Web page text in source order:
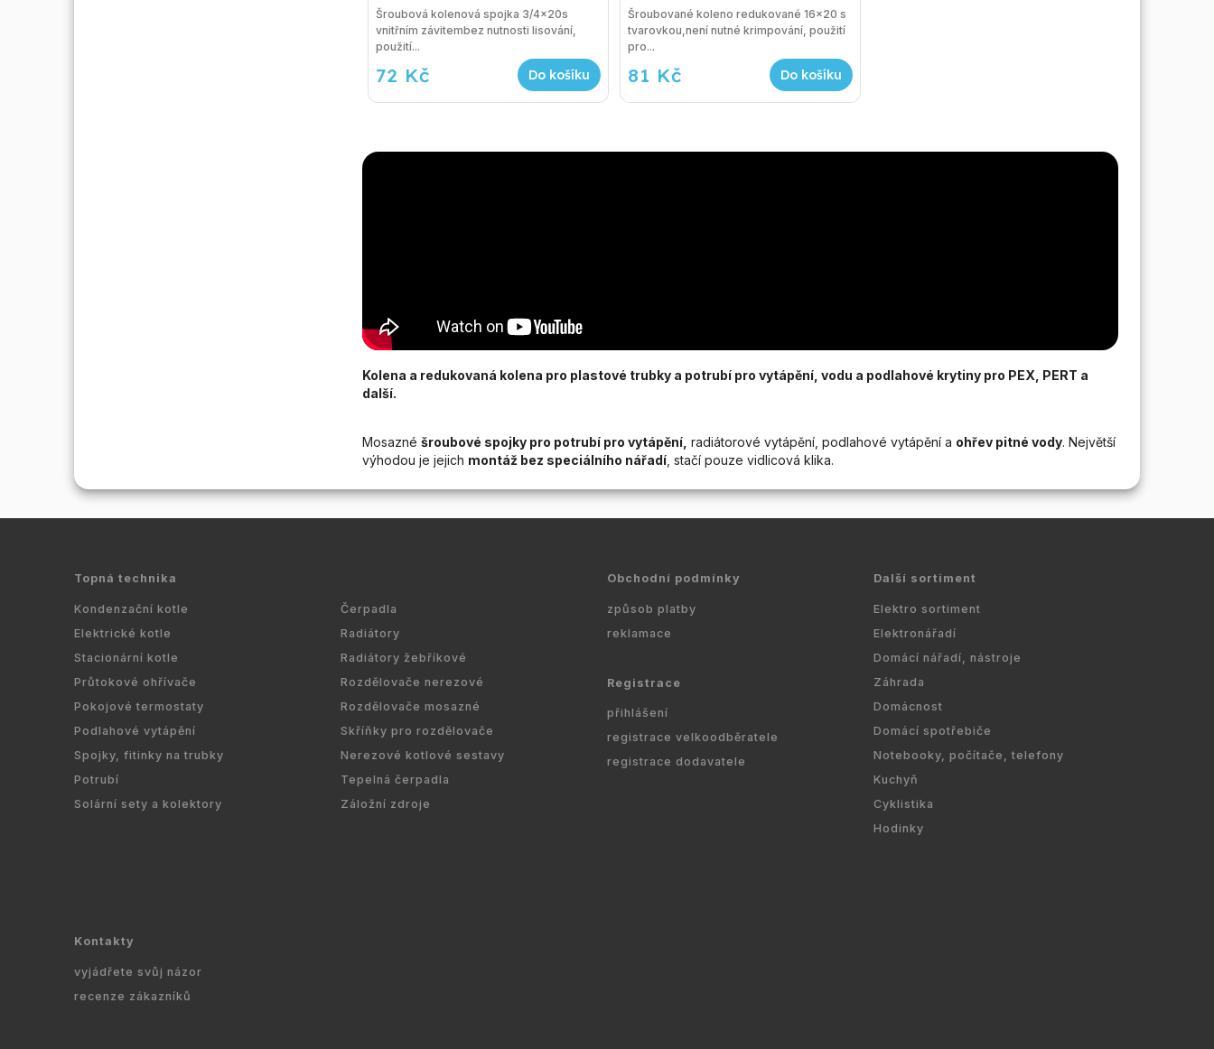
72 Kč Do košíku
Šroubová kolenová spojka 3/4x20s
vnitřním závitembez nutnosti lisování,
použití...
81 Kč Do košíku
Šroubované koleno redukované 16x20 s
tvarovkou,není nutné krimpování, použití
pro...
Kolena a redukovaná kolena pro plastové trubky a potrubí pro vytápění, vodu a podlahové krytiny pro PEX, PERT a
další.
Mosazné šroubové spojky pro potrubí pro vytápění, radiátorové vytápění, podlahové vytápění a ohřev pitné vody. Největší
výhodou je jejich montáž bez speciálního nářadí , stačí pouze vidlicová klika.
Topná technika
Kondenzační kotle
Elektrické kotle
Stacionární kotle
Průtokové ohřívače
Pokojové termostaty
Podlahové vytápění
Spojky, fitinky na trubky
Potrubí
Solární sety a kolektory
Čerpadla
Radiátory
Radiátory žebříkové
Rozdělovače nerezové
Rozdělovače mosazné
Skříňky pro rozdělovače
Nerezové kotlové sestavy
Tepelná čerpadla
Záložní zdroje
Obchodní podmínky
způsob platby
reklamace
Registrace
přihlášení
registrace velkoodběratele
registrace dodavatele
Další sortiment
Elektro sortiment
Elektronářadí
Domácí nářadí, nástroje
Záhrada
Domácnost
Domácí spotřebiče
Notebooky, počítače, telefony
Kuchyň
Cyklistika
Hodinky
Kontakty
vyjádřete svůj názor
recenze zákazníků